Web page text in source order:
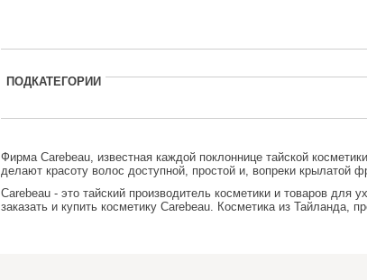
ПОДКАТЕГОРИИ
Фирма Carebeau, известная каждой поклоннице тайской
делают красоту волос доступной, простой и, вопреки крылатой
Carebeau - это тайский производитель косметики и товаров
заказать и купить косметику Carebeau. Косметика из Тайланда,